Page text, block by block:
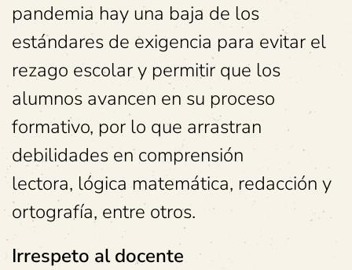
pandemia hay una baja de los
estándares de exigencia para evitar el
rezago escolar y permitir que los
alumnos avancen en su proceso
formativo, por lo que arrastran
debilidades en comprensión
lectora, lógica matemática, redacción y
ortografía, entre otros.
Irrespeto al docente